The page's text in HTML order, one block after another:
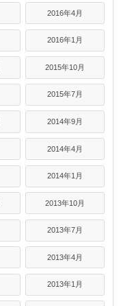
2016年4月
2016年1月
2015年10月
2015年7月
2014年9月
2014年4月
2014年1月
2013年10月
2013年7月
2013年4月
2013年1月